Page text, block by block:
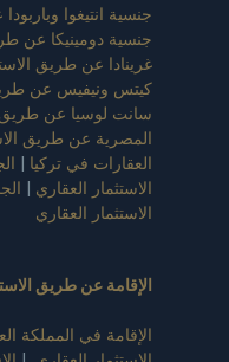
جنسية انتيغوا
جنسية دومينيكا عن
غرينادا عن طريق
كيتس ونيفيس عن
سانت لوسيا عن طريق
المصرية عن طريق
العقارات في تركيا |
الاستثمار العقاري |
الاستثمار العقاري
الإقامة عن طريق
الإقامة في المملكة